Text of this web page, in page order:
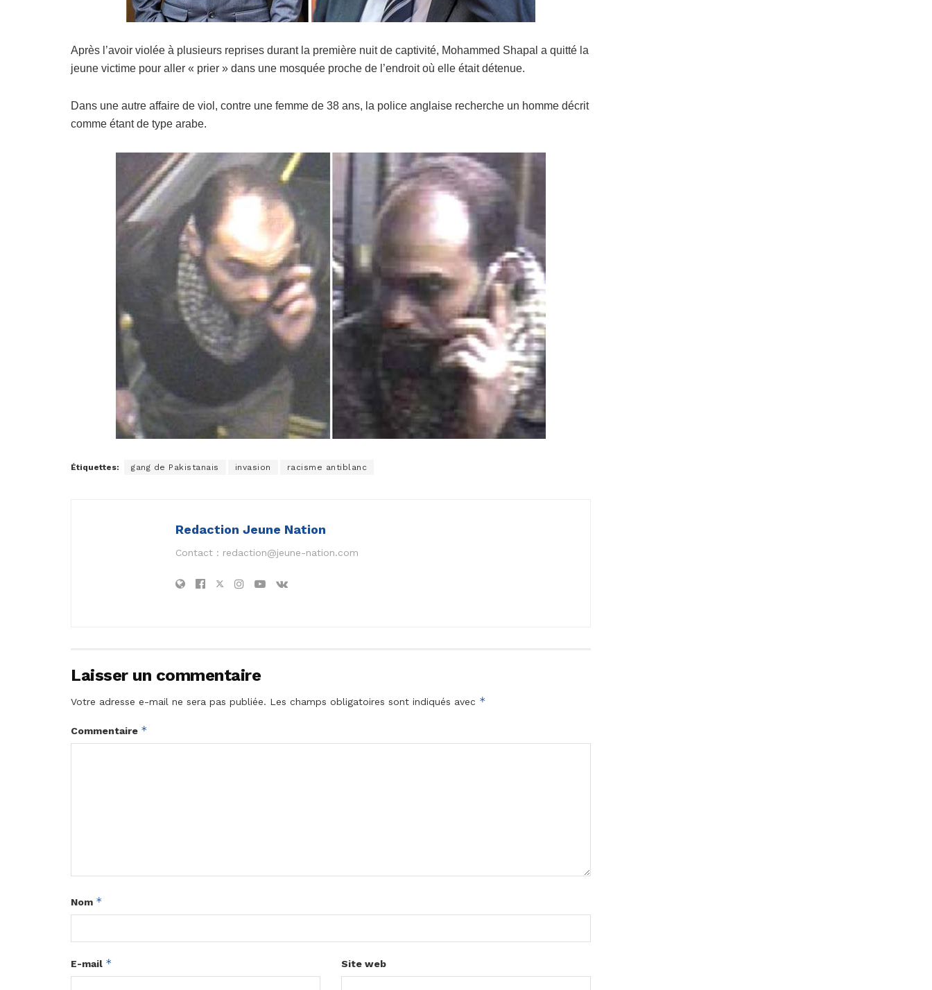
Après l’avoir violée à plusieurs reprises durant la première nuit de captivité, Mohammed Shapal a quitté la
jeune victime pour aller « prier » dans une mosquée proche de l’endroit où elle était détenue.
Dans une autre affaire de viol, contre une femme de 38 ans, la police anglaise recherche un homme décrit
comme étant de type arabe.
Étiquettes: gang de Pakistanais invasion racisme antiblanc
Redaction Jeune Nation
Contact : redaction@jeune-nation.com
Laisser un commentaire
Votre adresse e-mail ne sera pas publiée. Les champs obligatoires sont indiqués avec *
Commentaire *
Nom *
E-mail * Site web